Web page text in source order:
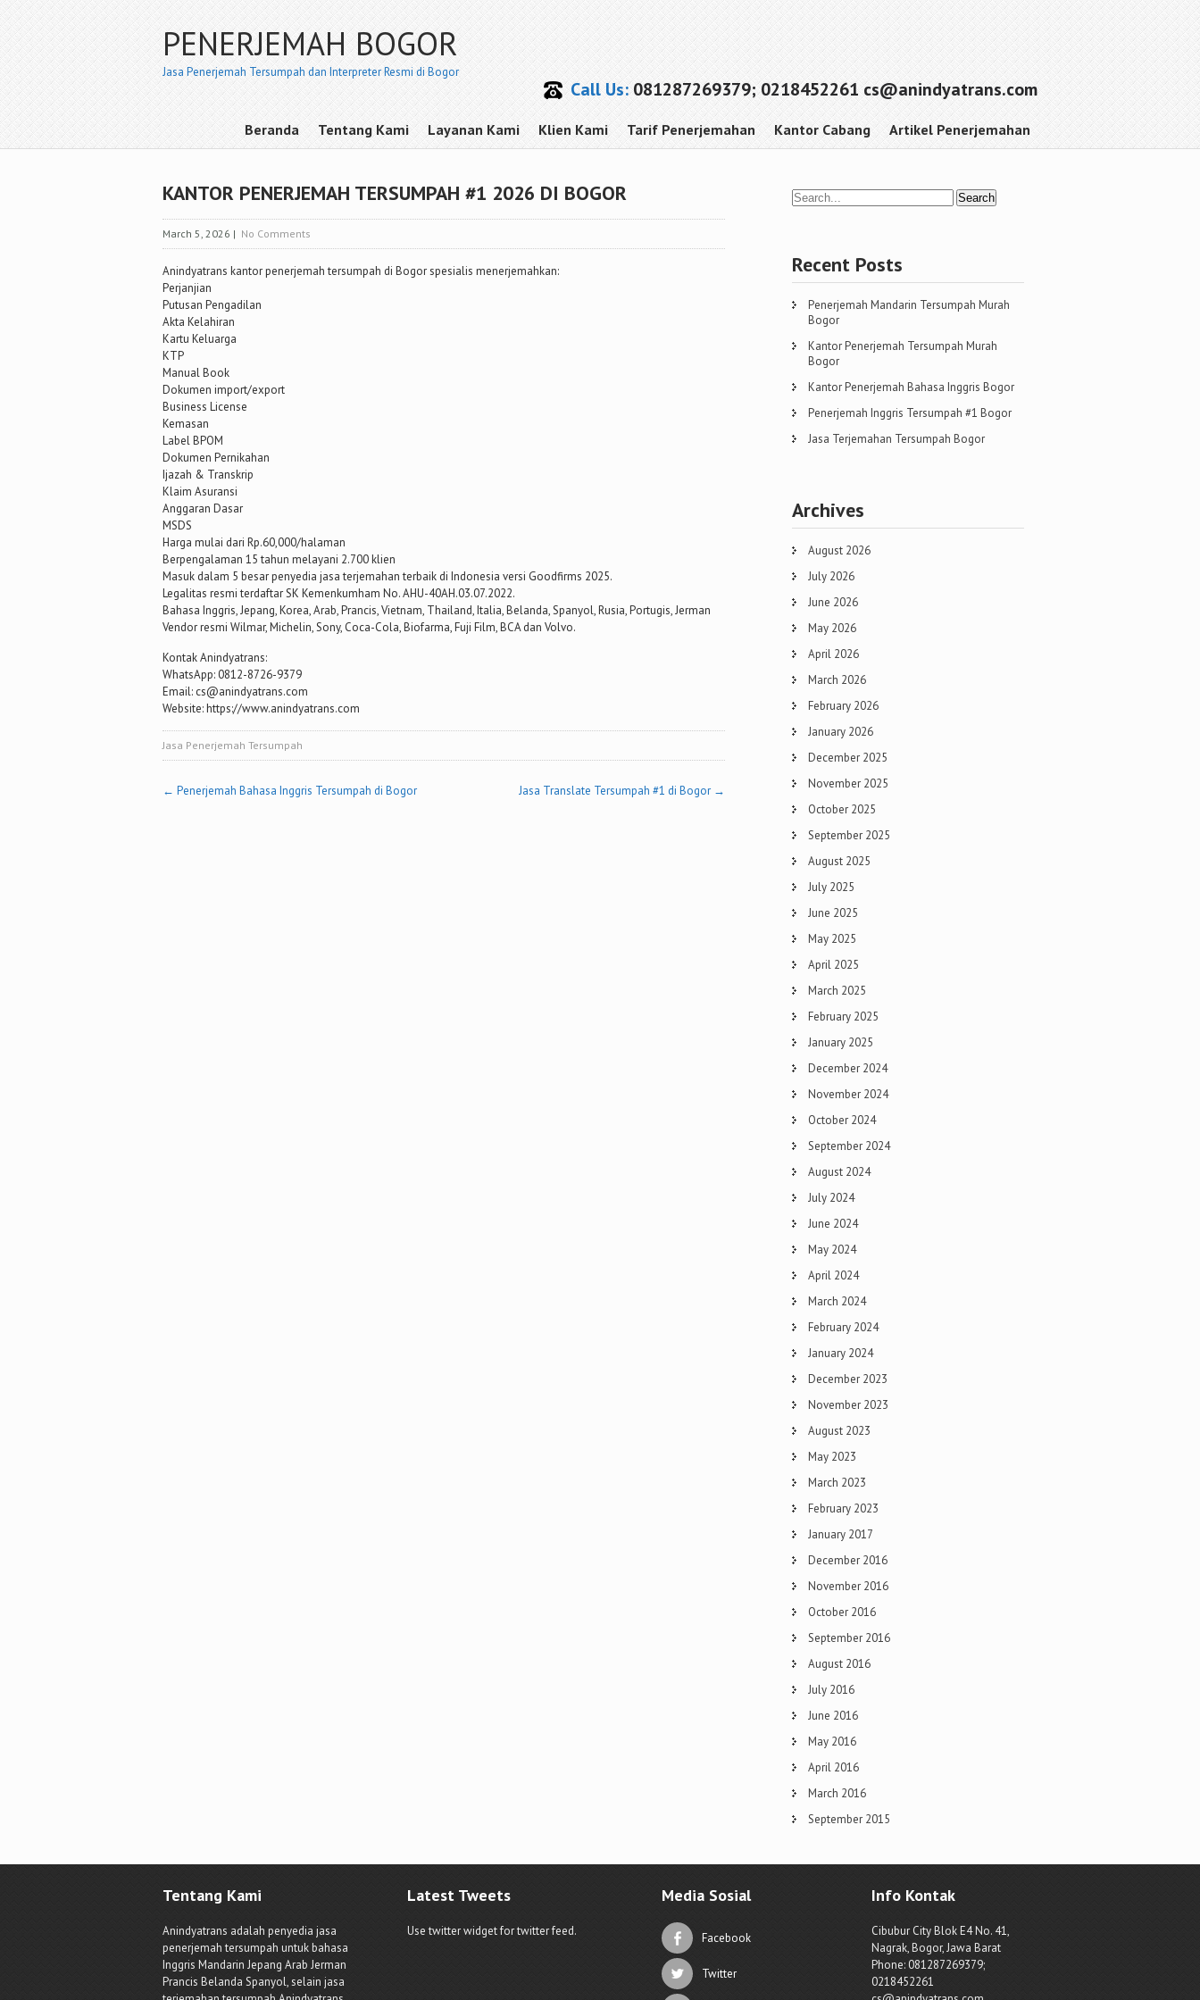
PENERJEMAH BOGOR
Jasa Penerjemah Tersumpah dan Interpreter Resmi di Bogor
Call Us:081287269379; 0218452261 cs@anindyatrans.com
Beranda Tentang Kami Layanan Kami Klien Kami Tarif Penerjemahan Kantor Cabang Artikel Penerjemahan
KANTOR PENERJEMAH TERSUMPAH #1 2026 DI BOGOR
March 5, 2026 | No Comments
Anindyatrans kantor penerjemah tersumpah di Bogor spesialis menerjemahkan:
Perjanjian
Putusan Pengadilan
Akta Kelahiran
Kartu Keluarga
KTP
Manual Book
Dokumen import/export
Business License
Kemasan
Label BPOM
Dokumen Pernikahan
Ijazah & Transkrip
Klaim Asuransi
Anggaran Dasar
MSDS
Harga mulai dari Rp.60,000/halaman
Berpengalaman 15 tahun melayani 2.700 klien
Masuk dalam 5 besar penyedia jasa terjemahan terbaik di Indonesia versi Goodfirms 2025.
Legalitas resmi terdaftar SK Kemenkumham No. AHU-40AH.03.07.2022.
Bahasa Inggris, Jepang, Korea, Arab, Prancis, Vietnam, Thailand, Italia, Belanda, Spanyol, Rusia, Portugis, Jerman
Vendor resmi Wilmar, Michelin, Sony, Coca-Cola, Biofarma, Fuji Film, BCA dan Volvo.
Kontak Anindyatrans:
WhatsApp: 0812-8726-9379
Email: cs@anindyatrans.com
Website: https://www.anindyatrans.com
Jasa Penerjemah Tersumpah
Post
← Penerjemah Bahasa Inggris Tersumpah di Bogor Jasa Translate Tersumpah #1 di Bogor →
Recent Posts
Penerjemah Mandarin Tersumpah Murah
Bogor
Kantor Penerjemah Tersumpah Murah
Bogor
Kantor Penerjemah Bahasa Inggris Bogor
Penerjemah Inggris Tersumpah #1 Bogor
Jasa Terjemahan Tersumpah Bogor
Archives
August 2026
July 2026
June 2026
May 2026
April 2026
March 2026
February 2026
January 2026
December 2025
November 2025
October 2025
September 2025
August 2025
July 2025
June 2025
May 2025
April 2025
March 2025
February 2025
January 2025
December 2024
November 2024
October 2024
September 2024
August 2024
July 2024
June 2024
May 2024
April 2024
March 2024
February 2024
January 2024
December 2023
November 2023
August 2023
May 2023
March 2023
February 2023
January 2017
December 2016
November 2016
October 2016
September 2016
August 2016
July 2016
June 2016
May 2016
April 2016
March 2016
September 2015
Tentang Kami
Anindyatrans adalah penyedia jasa
penerjemah tersumpah untuk bahasa
Inggris Mandarin Jepang Arab Jerman
Prancis Belanda Spanyol, selain jasa
Latest Tweets
Use twitter widget for twitter feed.
Media Sosial
Facebook
Twitter
Info Kontak
Cibubur City Blok E4 No. 41,
Nagrak, Bogor, Jawa Barat
Phone: 081287269379;
0218452261